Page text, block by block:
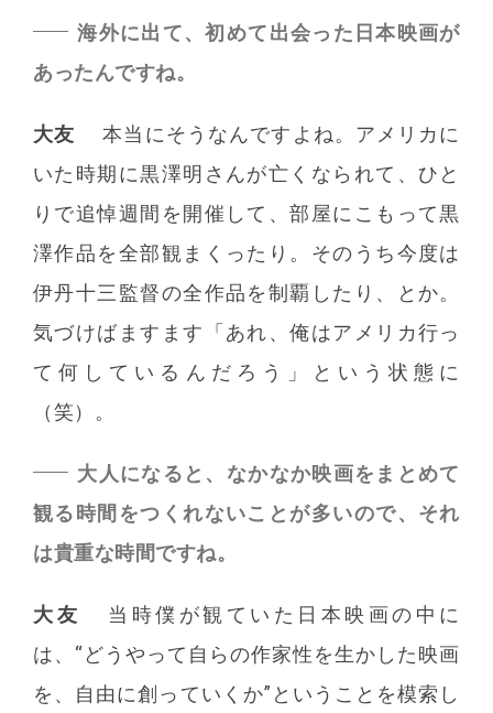
海外に出て、初めて出会った日本映画が
あったんですね。
大友
本当にそうなんですよね。アメリカに
いた時期に黒澤明さんが亡くなられて、ひと
りで追悼週間を開催して、部屋にこもって黒
澤作品を全部観まくったり。そのうち今度は
伊丹十三監督の全作品を制覇したり、とか。
気づけばますます「あれ、俺はアメリカ行っ
て何しているんだろう」という状態に
（笑）。
大人になると、なかなか映画をまとめて
観る時間をつくれないことが多いので、それ
は貴重な時間ですね。
大友
当時僕が観ていた日本映画の中に
は、“どうやって自らの作家性を生かした映画
を、自由に創っていくか”ということを模索し